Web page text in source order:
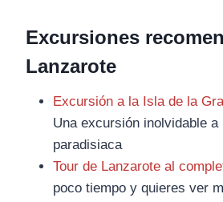
Excursiones
Lanzarote
Excursión a la Isla de la
Una excursión inolvidable a
paradisiaca
Tour de Lanzarote al
poco tiempo y quieres ver